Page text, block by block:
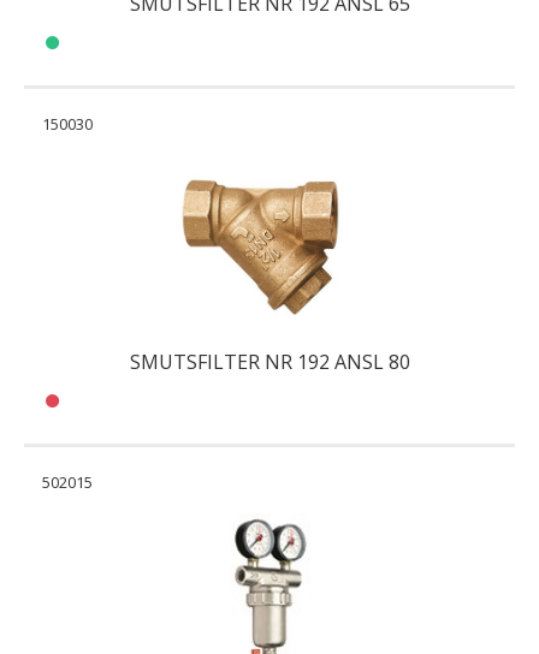
150030
SMUTSFILTER NR 192 ANSL 80
502015